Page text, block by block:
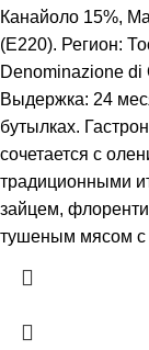
Канайоло 15%,
(Е220). Регион:
Denominazione di
Выдержка: 24
бутылках.
сочетается с
традиционными
зайцем,
тушеным мясом с